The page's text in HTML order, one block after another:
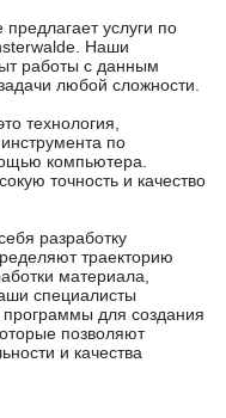
услуги по
Наши
работы с данным
любой сложности.
технология,
по
компьютера.
точность и качество
разработку
траекторию
материала,
специалисты
программы для создания
позволяют
и качества